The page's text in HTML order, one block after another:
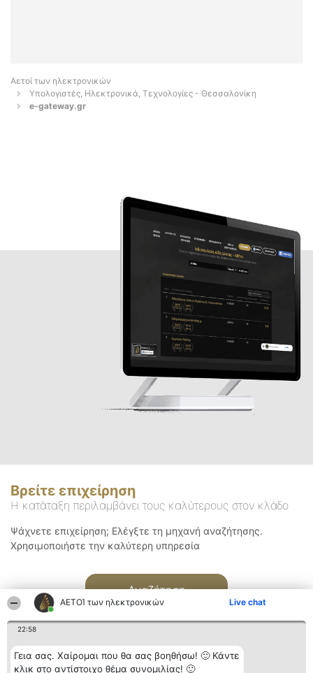
ΑΕΤΟΊ των ηλεκτρονικών Live chat
22:58
Γεια σας. Χαίρομαι που θα σας βοηθήσω! 🙂 Κάντε
κλικ στο αντίστοιχο θέμα συνομιλίας! 🙂
Αετοί των ηλεκτρονικών
Υπολογιστές, Ηλεκτρονικά, Τεχνολογίες - Θεσσαλονίκη
e-gateway.gr
Βρείτε επιχείρηση
Η κατάταξη περιλαμβάνει τους καλύτερους στον κλάδο
Ψάχνετε επιχείρηση; Ελέγξτε τη μηχανή αναζήτησης.
Χρησιμοποιήστε την καλύτερη υπηρεσία
Αναζήτηση